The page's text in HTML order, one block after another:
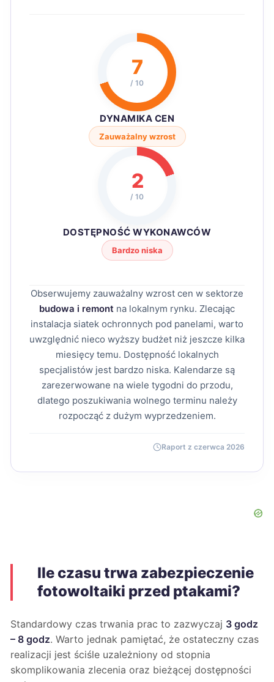
7
/ 10
DYNAMIKA CEN
Zauważalny wzrost
2
/ 10
DOSTĘPNOŚĆ WYKONAWCÓW
Bardzo niska
Obserwujemy zauważalny wzrost cen w sektorze
budowa i remont na lokalnym rynku. Zlecając
instalacja siatek ochronnych pod panelami, warto
uwzględnić nieco wyższy budżet niż jeszcze kilka
miesięcy temu. Dostępność lokalnych
specjalistów jest bardzo niska. Kalendarze są
zarezerwowane na wiele tygodni do przodu,
dlatego poszukiwania wolnego terminu należy
rozpocząć z dużym wyprzedzeniem.
Raport z czerwca 2026
Ile czasu trwa zabezpieczenie
fotowoltaiki przed ptakami?
Standardowy czas trwania prac to zazwyczaj 3 godz
– 8 godz. Warto jednak pamiętać, że ostateczny czas
realizacji jest ściśle uzależniony od stopnia
skomplikowania zlecenia oraz bieżącej dostępności